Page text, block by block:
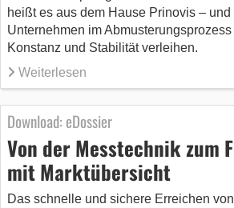
heißt es aus dem Hause Prinovis –
Unternehmen im
Konstanz und Stabilität verleihen.
Weiterlesen
Download: eDossier
Von der Messtechnik zum
mit Marktübersicht
Das schnelle und sichere Erreichen